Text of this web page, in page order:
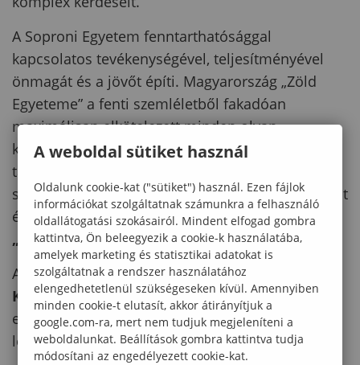
A Soproni Egyetem fenntarthatósággal
kapcsolatos tevékenységével, teljesítményével
önmagát és a jövőt építi. Magyarország „Zöld
Egyeteme” a fenti szemléletből fakadóan
maximálisan elkötelezett minden olyan
kezdeményezés iránt, amely a gazdasági,
társadalmi vagy természeti fenntarthatóságot
szolgálja. Ezt az attitűdöt üzeni az Egyetem egyént
és természetet középpontba állító
„Természetesen Veled!”jelmondata is.
A
Fenntarthatóság: Oktatás és
K+F+Ifenntarthatósági témakörben végzett
egyetemi tevékenységeinkről részletesebb
leírásokat alább olvashat (kattintson a linkekre):
A weboldal sütiket használ
Oldalunk cookie-kat ("sütiket") használ. Ezen fájlok
információkat szolgáltatnak számunkra a felhasználó
oldallátogatási szokásairól. Mindent elfogad gombra
kattintva, Ön beleegyezik a cookie-k használatába,
amelyek marketing és statisztikai adatokat is
szolgáltatnak a rendszer használatához
elengedhetetlenül szükségeseken kívül. Amennyiben
minden cookie-t elutasít, akkor átirányítjuk a
google.com-ra, mert nem tudjuk megjeleníteni a
weboldalunkat. Beállítások gombra kattintva tudja
módosítani az engedélyezett cookie-kat.